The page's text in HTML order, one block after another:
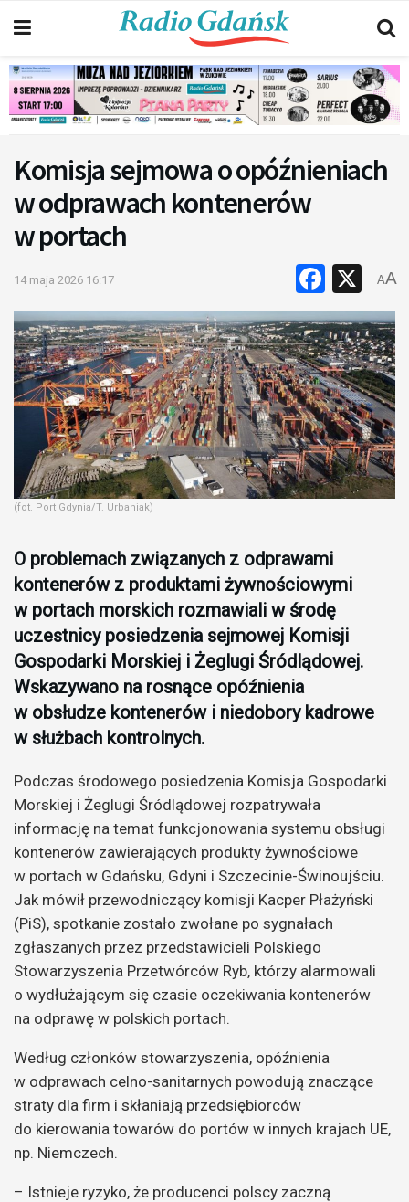
Komisja sejmowa o opóźnieniach
w odprawach kontenerów
w portach
14 maja 2026 16:17 X
AA
(fot. Port Gdynia/T. Urbaniak)
O problemach związanych z odprawami
kontenerów z produktami żywnościowymi
w portach morskich rozmawiali w środę
uczestnicy posiedzenia sejmowej Komisji
Gospodarki Morskiej i Żeglugi Śródlądowej.
Wskazywano na rosnące opóźnienia
w obsłudze kontenerów i niedobory kadrowe
w służbach kontrolnych.
Podczas środowego posiedzenia Komisja Gospodarki
Morskiej i Żeglugi Śródlądowej rozpatrywała
informację na temat funkcjonowania systemu obsługi
kontenerów zawierających produkty żywnościowe
w portach w Gdańsku, Gdyni i Szczecinie-Świnoujściu.
Jak mówił przewodniczący komisji Kacper Płażyński
(PiS), spotkanie zostało zwołane po sygnałach
zgłaszanych przez przedstawicieli Polskiego
Stowarzyszenia Przetwórców Ryb, którzy alarmowali
o wydłużającym się czasie oczekiwania kontenerów
na odprawę w polskich portach.
Według członków stowarzyszenia, opóźnienia
w odprawach celno-sanitarnych powodują znaczące
straty dla firm i skłaniają przedsiębiorców
do kierowania towarów do portów w innych krajach UE,
np. Niemczech.
– Istnieje ryzyko, że producenci polscy zaczną